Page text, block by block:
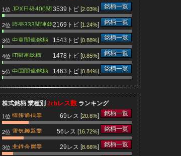
1位 JPX日経400関
連銘柄
3539トピ [2.03%] 銘柄一覧
2位 読売333関連銘
柄
2169トピ [1.24%] 銘柄一覧
3位 中東関連銘柄 1543トピ [0.88%] 銘柄一覧
4位 IT関連銘柄 1478トピ [0.85%] 銘柄一覧
5位 中国関連銘柄 1463トピ [0.84%] 銘柄一覧
株式銘柄 業種別 2chレス数 ランキング
1位 情報通信業 69レス [20.6%] 銘柄一覧
2位 電気機器業 56レス [16.72%] 銘柄一覧
3位 非鉄金属業 29レス [8.66%] 銘柄一覧